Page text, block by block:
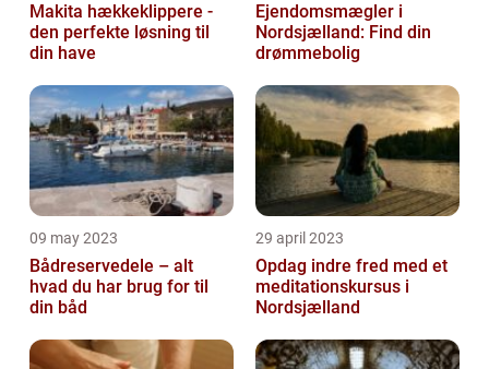
Makita hækkeklippere -
den perfekte løsning til
din have
Ejendomsmægler i
Nordsjælland: Find din
drømmebolig
09 may 2023
Bådreservedele – alt
hvad du har brug for til
din båd
29 april 2023
Opdag indre fred med et
meditationskursus i
Nordsjælland